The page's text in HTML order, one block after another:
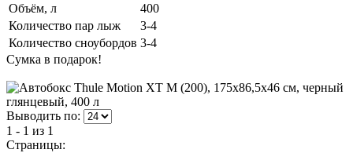
Объём, л
400
Количество пар лыж
3-4
Количество сноубордов 3-4
Сумка в подарок!
Выводить по:
1 - 1 из 1
Страницы: